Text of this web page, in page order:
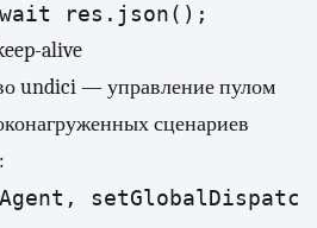
res.json();
alive
undici — управление пулом
сценариев